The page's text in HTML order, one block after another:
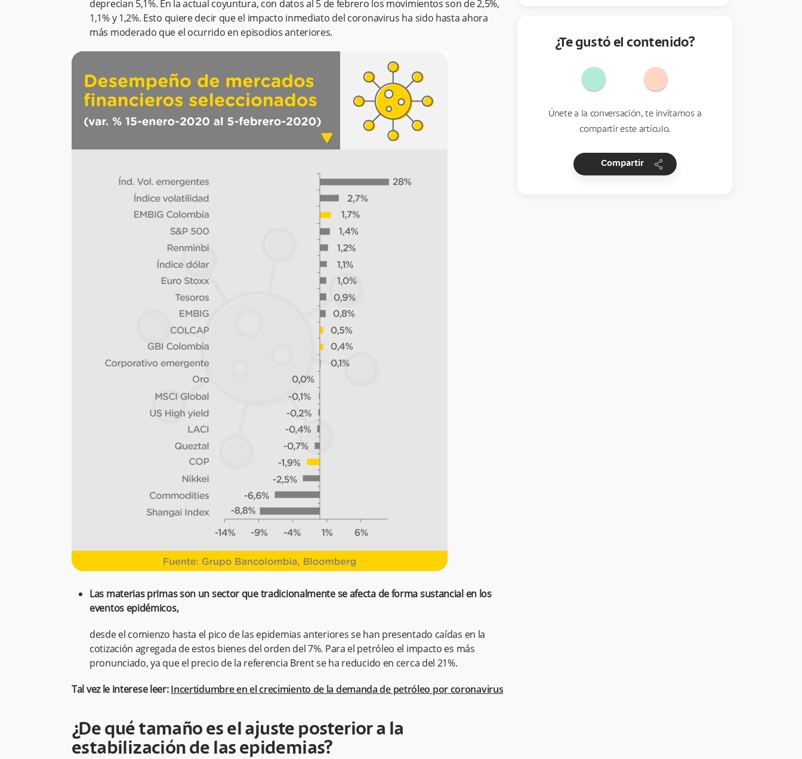
deprecian 5,1%. En la actual coyuntura, con datos al 5 de febrero los movimientos son de 2,5%,
1,1% y 1,2%. Esto quiere decir que el impacto inmediato del coronavirus ha sido hasta ahora
más moderado que el ocurrido en episodios anteriores.
Las materias primas son un sector que tradicionalmente se afecta de forma sustancial en los
eventos epidémicos,
desde el comienzo hasta el pico de las epidemias anteriores se han presentado caídas en la
cotización agregada de estos bienes del orden del 7%. Para el petróleo el impacto es más
pronunciado, ya que el precio de la referencia Brent se ha reducido en cerca del 21%.
Tal vez le interese leer:Incertidumbre en el crecimiento de la demanda de petróleo por coronavirus
¿De qué tamaño es el ajuste posterior a la
estabilización de las epidemias?
¿Te gustó el contenido?
Únete a la conversación, te invitamos a
compartir este artículo.
Compartir share